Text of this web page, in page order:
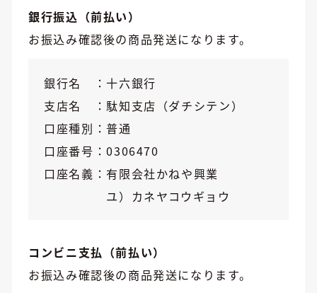
銀行振込（前払い）
お振込み確認後の商品発送になります。
銀行名
十六銀行
支店名
駄知支店（ダチシテン）
口座種別
普通
口座番号
0306470
口座名義
有限会社かねや興業
ユ）カネヤコウギョウ
コンビニ支払（前払い）
お振込み確認後の商品発送になります。